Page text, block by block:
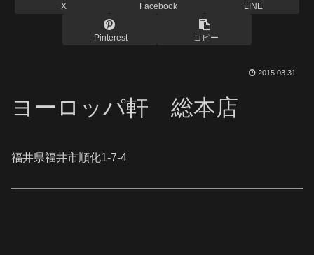
X Facebook LINE
Pinterest コピー
2015.03.31
ヨーロッパ軒 総本店
福井県福井市順化1-7-4